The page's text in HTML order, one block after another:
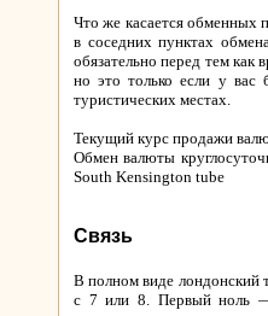
Что же касается обменных
в соседних пунктах
обязательно перед тем
но это только если у
туристических местах.
Текущий курс продажи
Обмен валюты
South Kensington tube
Связь
В полном виде лондонский
с 7 или 8. Первый ноль —